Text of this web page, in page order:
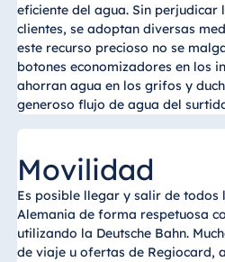
eficiente del agua. Sin perjudicar
clientes, se adoptan diversas
este recurso precioso no se
botones economizadores en los
ahorran agua en los grifos y
generoso flujo de agua del
Movilidad
Es posible llegar y salir de todos
Alemania de forma respetuosa
utilizando la Deutsche Bahn.
de viaje u ofertas de Regiocard,